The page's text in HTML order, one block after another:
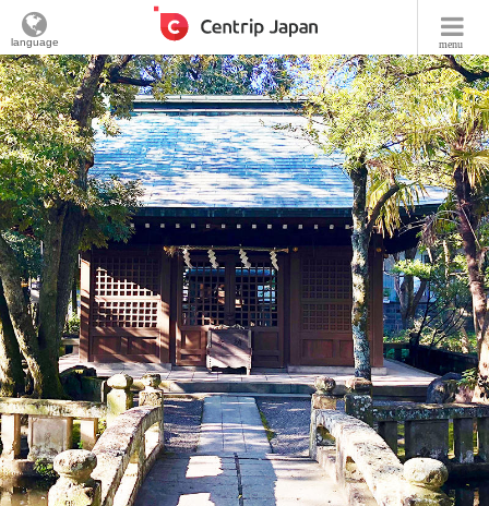
menu
language